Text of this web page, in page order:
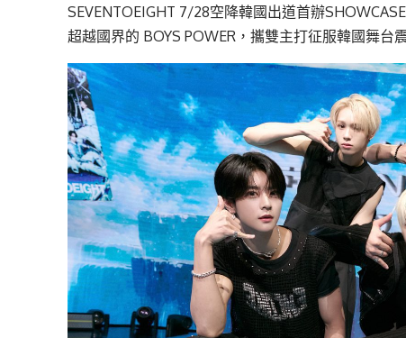
SEVENTOEIGHT 7/28空降韓國出道首辦
超越國界的 BOYS POWER，攜雙主打征服韓國舞台